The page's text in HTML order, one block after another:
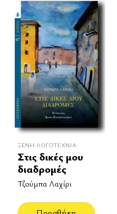
ΞΈΝΗ ΛΟΓΟΤΕΧΝΊΑ
Στις δικές μου
διαδρομές
Τζούμπα Λαχίρι